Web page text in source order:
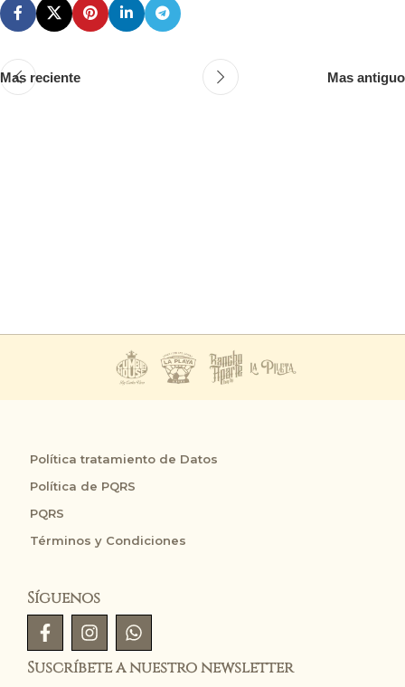
Mas reciente Mas antiguo
Política tratamiento de Datos
Política de PQRS
PQRS
Términos y Condiciones
Síguenos
Suscríbete a nuestro newsletter